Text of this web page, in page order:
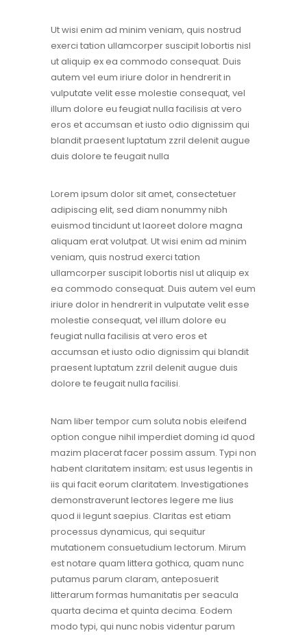
Ut wisi enim ad minim veniam, quis nostrud
exerci tation ullamcorper suscipit lobortis nisl
ut aliquip ex ea commodo consequat. Duis
autem vel eum iriure dolor in hendrerit in
vulputate velit esse molestie consequat, vel
illum dolore eu feugiat nulla facilisis at vero
eros et accumsan et iusto odio dignissim qui
blandit praesent luptatum zzril delenit augue
duis dolore te feugait nulla
Lorem ipsum dolor sit amet, consectetuer
adipiscing elit, sed diam nonummy nibh
euismod tincidunt ut laoreet dolore magna
aliquam erat volutpat. Ut wisi enim ad minim
veniam, quis nostrud exerci tation
ullamcorper suscipit lobortis nisl ut aliquip ex
ea commodo consequat. Duis autem vel eum
iriure dolor in hendrerit in vulputate velit esse
molestie consequat, vel illum dolore eu
feugiat nulla facilisis at vero eros et
accumsan et iusto odio dignissim qui blandit
praesent luptatum zzril delenit augue duis
dolore te feugait nulla facilisi.
Nam liber tempor cum soluta nobis eleifend
option congue nihil imperdiet doming id quod
mazim placerat facer possim assum. Typi non
habent claritatem insitam; est usus legentis in
iis qui facit eorum claritatem. Investigationes
demonstraverunt lectores legere me lius
quod ii legunt saepius. Claritas est etiam
processus dynamicus, qui sequitur
mutationem consuetudium lectorum. Mirum
est notare quam littera gothica, quam nunc
putamus parum claram, anteposuerit
litterarum formas humanitatis per seacula
quarta decima et quinta decima. Eodem
modo typi, qui nunc nobis videntur parum